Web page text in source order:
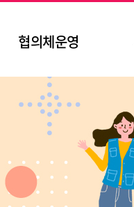
협의체운영